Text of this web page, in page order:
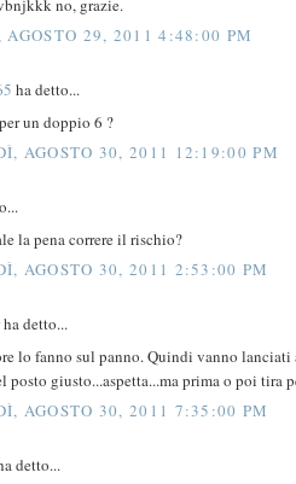
no, grazie.
AGOSTO 29, 2011 4:48:00 PM
ha detto...
un doppio 6 ?
AGOSTO 30, 2011 12:19:00 PM
la pena correre il rischio?
AGOSTO 30, 2011 2:53:00 PM
ha detto...
lo fanno sul panno. Quindi vanno lanciati
posto giusto...aspetta...ma prima o poi tira
AGOSTO 30, 2011 7:35:00 PM
detto...